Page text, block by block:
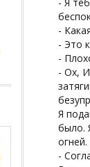
-
- Это
-
- Ох,
Я
было.
огней.
-